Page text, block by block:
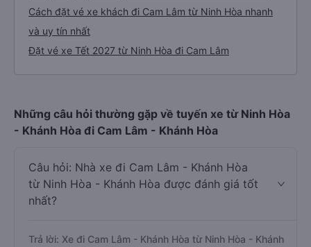
Cách đặt vé xe khách đi Cam Lâm từ Ninh Hòa nhanh
và uy tín nhất
Đặt vé xe Tết 2027 từ Ninh Hòa đi Cam Lâm
Những câu hỏi thường gặp về tuyến xe từ Ninh Hòa
- Khánh Hòa đi Cam Lâm - Khánh Hòa
Câu hỏi: Nhà xe đi Cam Lâm - Khánh Hòa
từ Ninh Hòa - Khánh Hòa được đánh giá tốt
nhất?
Trả lời: Xe đi Cam Lâm - Khánh Hòa từ Ninh Hòa - Khánh